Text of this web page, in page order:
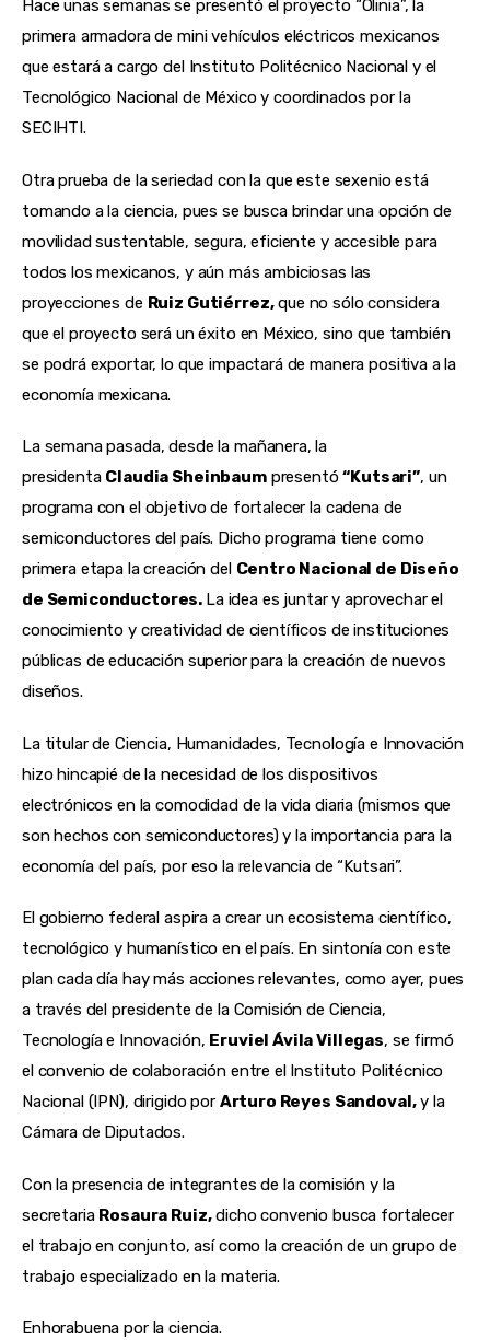
Hace unas semanas se presentó el proyecto “Olinia”, la
primera armadora de mini vehículos eléctricos mexicanos
que estará a cargo del Instituto Politécnico Nacional y el
Tecnológico Nacional de México y coordinados por la
SECIHTI.
Otra prueba de la seriedad con la que este sexenio está
tomando a la ciencia, pues se busca brindar una opción de
movilidad sustentable, segura, eficiente y accesible para
todos los mexicanos, y aún más ambiciosas las
proyecciones de Ruiz Gutiérrez,que no sólo considera
que el proyecto será un éxito en México, sino que también
se podrá exportar, lo que impactará de manera positiva a la
economía mexicana.
La semana pasada, desde la mañanera, la
presidenta Claudia Sheinbaumpresentó“Kutsari”, un
programa con el objetivo de fortalecer la cadena de
semiconductores del país. Dicho programa tiene como
primera etapa la creación del Centro Nacional de Diseño
de Semiconductores. La idea es juntar y aprovechar el
conocimiento y creatividad de científicos de instituciones
públicas de educación superior para la creación de nuevos
diseños.
La titular de Ciencia, Humanidades, Tecnología e Innovación
hizo hincapié de la necesidad de los dispositivos
electrónicos en la comodidad de la vida diaria (mismos que
son hechos con semiconductores) y la importancia para la
economía del país, por eso la relevancia de “Kutsari”.
El gobierno federal aspira a crear un ecosistema científico,
tecnológico y humanístico en el país. En sintonía con este
plan cada día hay más acciones relevantes, como ayer, pues
a través del presidente de la Comisión de Ciencia,
Tecnología e Innovación, Eruviel Ávila Villegas, se firmó
el convenio de colaboración entre el Instituto Politécnico
Nacional (IPN), dirigido por Arturo Reyes Sandoval,y la
Cámara de Diputados.
Con la presencia de integrantes de la comisión y la
secretaria Rosaura Ruiz,dicho convenio busca fortalecer
el trabajo en conjunto, así como la creación de un grupo de
trabajo especializado en la materia.
Enhorabuena por la ciencia.